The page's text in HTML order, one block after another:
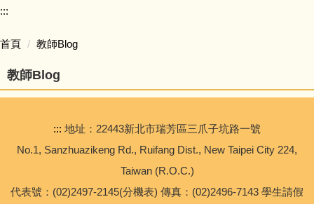
研習資訊
網路資源
人事室
幼兒園
:::
首頁 教師Blog
教師Blog
::: 地址：22443新北市瑞芳區三爪子坑路一號
No.1, Sanzhuazikeng Rd., Ruifang Dist., New Taipei City 224,
Taiwan (R.O.C.)
代表號：(02)2497-2145(分機表) 傳真：(02)2496-7143 學生請假